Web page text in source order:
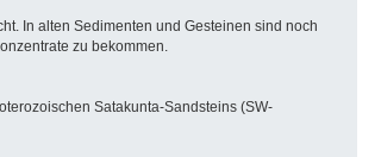
In alten Sedimenten und Gesteinen sind noch
zu bekommen.
Satakunta-Sandsteins (SW-